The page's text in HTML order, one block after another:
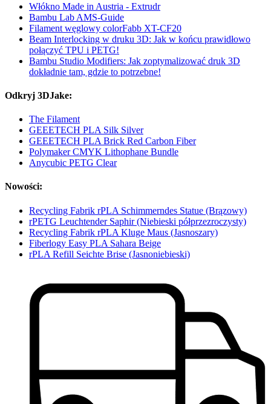
Włókno Made in Austria - Extrudr
Bambu Lab AMS-Guide
Filament węglowy colorFabb XT-CF20
Beam Interlocking w druku 3D: Jak w końcu prawidłowo
połączyć TPU i PETG!
Bambu Studio Modifiers: Jak zoptymalizować druk 3D
dokładnie tam, gdzie to potrzebne!
Odkryj 3DJake:
The Filament
GEEETECH PLA Silk Silver
GEEETECH PLA Brick Red Carbon Fiber
Polymaker CMYK Lithophane Bundle
Anycubic PETG Clear
Nowości:
Recycling Fabrik rPLA Schimmerndes Statue (Brązowy)
rPETG Leuchtender Saphir (Niebieski półprzezroczysty)
Recycling Fabrik rPLA Kluge Maus (Jasnoszary)
Fiberlogy Easy PLA Sahara Beige
rPLA Refill Seichte Brise (Jasnoniebieski)